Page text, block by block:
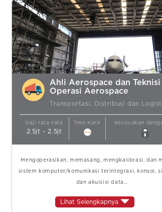
Ahli Aerospace dan Teknisi
Operasi Aerospace
Transportasi, Distribusi dan
Gaji rata-rata
2.5jt - 2.5jt
Tren Karir Kecocokan
Mengoperasikan, memasang, mengkalibrasi, dan
sistem komputer/komunikasi terintegrasi, konsol,
dan akuisisi data…
Lihat Selengkapnya